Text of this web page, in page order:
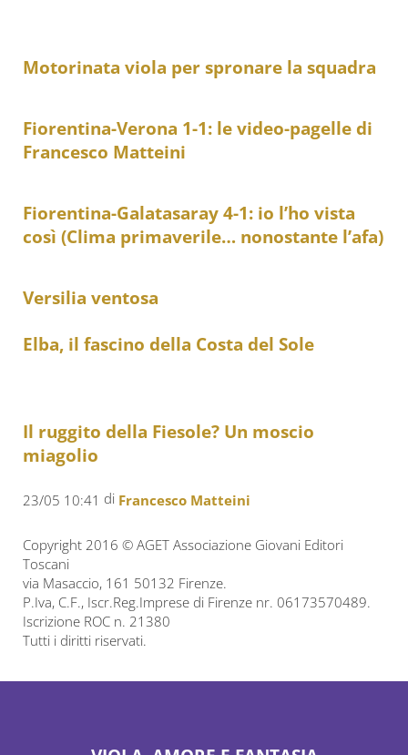
Motorinata viola per spronare la squadra
Fiorentina-Verona 1-1: le video-pagelle di
Francesco Matteini
Fiorentina-Galatasaray 4-1: io l’ho vista
così (Clima primaverile… nonostante l’afa)
Versilia ventosa
Elba, il fascino della Costa del Sole
Il ruggito della Fiesole? Un moscio
miagolio
23/05 10:41 di Francesco Matteini
Copyright 2016 © AGET Associazione Giovani Editori
Toscani
via Masaccio, 161 50132 Firenze.
P.Iva, C.F., Iscr.Reg.Imprese di Firenze nr. 06173570489.
Iscrizione ROC n. 21380
Tutti i diritti riservati.